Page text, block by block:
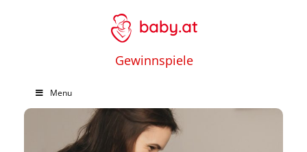
Gewinnspiele
Menu